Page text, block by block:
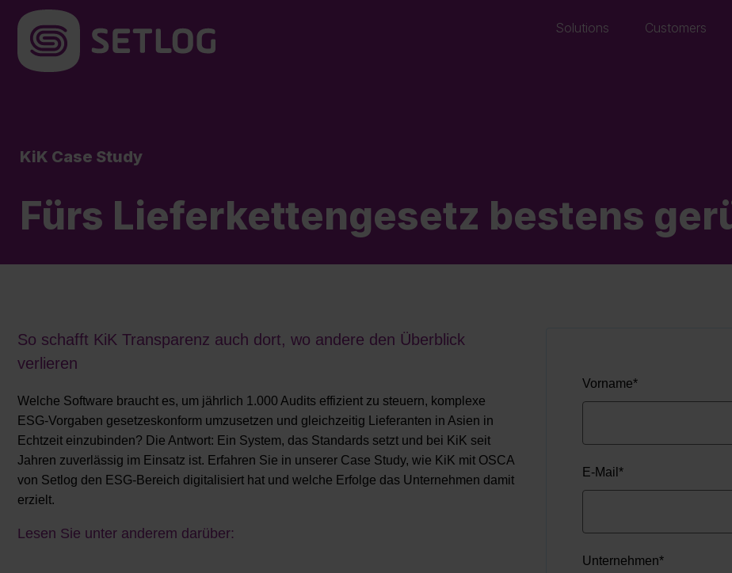
Solutions Customers
KiK Case Study
Fürs Lieferkettengesetz bestens
So schafft KiK Transparenz auch dort, wo andere den Überblick
verlieren
Welche Software braucht es, um jährlich 1.000 Audits effizient zu steuern, komplexe
ESG-Vorgaben gesetzeskonform umzusetzen und gleichzeitig Lieferanten in Asien in
Echtzeit einzubinden? Die Antwort: Ein System, das Standards setzt und bei KiK seit
Jahren zuverlässig im Einsatz ist. Erfahren Sie in unserer Case Study, wie KiK mit OSCA
von Setlog den ESG-Bereich digitalisiert hat und welche Erfolge das Unternehmen damit
erzielt.
Lesen Sie unter anderem darüber:
Vorname*
E-Mail *
Unternehmen*